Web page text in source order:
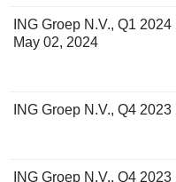
ING Groep N.V., Q1
May 02, 2024
ING Groep N.V., Q4
ING Groep N.V., Q4